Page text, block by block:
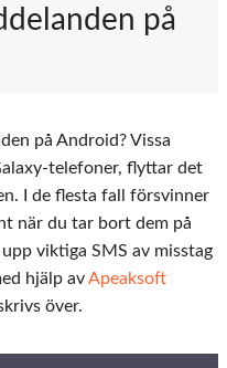
på
på Android? Vissa
telefoner, flyttar det
I de flesta fall försvinner
när du tar bort dem på
viktiga SMS av misstag
hjälp avApeaksoft
över.